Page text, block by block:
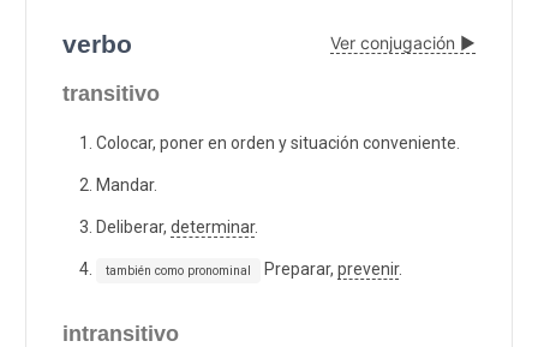
verbo Ver conjugación ▶
transitivo
Colocar, poner en orden y situación conveniente.
Mandar.
Deliberar, determinar.
también como pronominal Preparar, prevenir.
intransitivo